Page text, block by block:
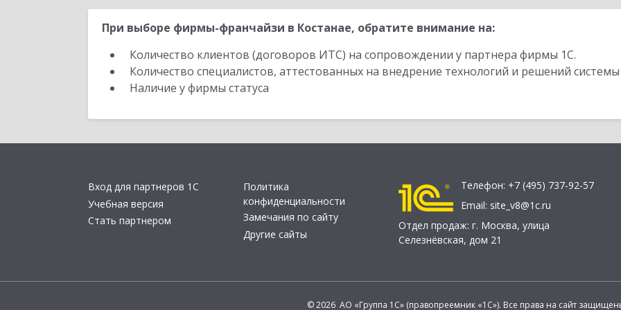
При выборе фирмы-франчайзи в Костанае, обратите внимание на:
Количество клиентов (договоров ИТС) на сопровождении у партнера фирмы 1С.
Количество специалистов, аттестованных на внедрение технологий и решений
Наличие у фирмы статуса
Вход для партнеров 1С
Учебная версия
Стать партнером
Политика
конфиденциальности
Замечания по сайту
Другие сайты
Телефон: +7 (495) 737-92-57
Email: site_v8@1c.ru
Отдел продаж: г. Москва, улица
Селезнёвская, дом 21
© 2026 АО «Группа 1С» (правопреемник «1С»). Все права на сайт